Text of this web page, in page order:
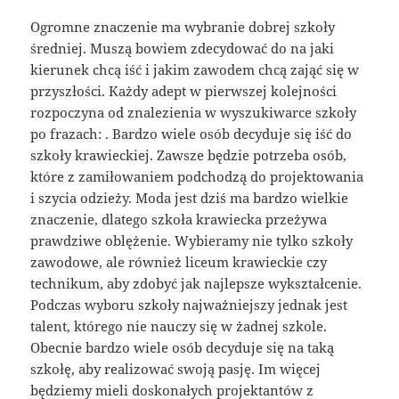
Ogromne znaczenie ma wybranie dobrej szkoły
średniej. Muszą bowiem zdecydować do na jaki
kierunek chcą iść i jakim zawodem chcą zająć się w
przyszłości. Każdy adept w pierwszej kolejności
rozpoczyna od znalezienia w wyszukiwarce szkoły
po frazach: . Bardzo wiele osób decyduje się iść do
szkoły krawieckiej. Zawsze będzie potrzeba osób,
które z zamiłowaniem podchodzą do projektowania
i szycia odzieży. Moda jest dziś ma bardzo wielkie
znaczenie, dlatego szkoła krawiecka przeżywa
prawdziwe oblężenie. Wybieramy nie tylko szkoły
zawodowe, ale również liceum krawieckie czy
technikum, aby zdobyć jak najlepsze wykształcenie.
Podczas wyboru szkoły najważniejszy jednak jest
talent, którego nie nauczy się w żadnej szkole.
Obecnie bardzo wiele osób decyduje się na taką
szkołę, aby realizować swoją pasję. Im więcej
będziemy mieli doskonałych projektantów z